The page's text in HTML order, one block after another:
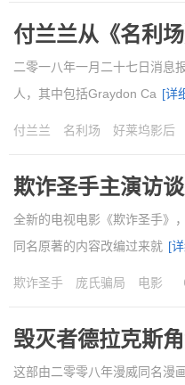
付兰兰从《名利
二零一八年一月二十七日消息
人，其中包括Graydon Ca [详
付兰兰 名利场 好莱坞影后
欺诈圣手主演访
全新的电视电影《欺诈圣手》
同名原著的内容改编过来就 [
欺诈圣手 庞氏骗局 电影
毁灭者德拉克斯
这部由二零零八年漫威同名漫